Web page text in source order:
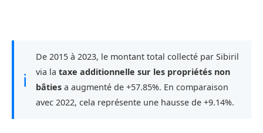
ℹ
De 2015 à 2023, le montant total collecté par Sibiril
via la taxe additionnelle sur les propriétés non
bâties a augmenté de +57.85%. En comparaison
avec 2022, cela représente une hausse de +9.14%.